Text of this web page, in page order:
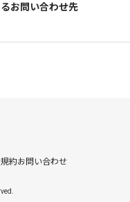
お問い合わせ先
約お問い合わせ